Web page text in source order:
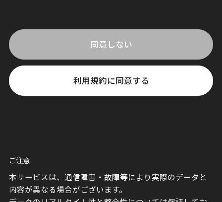
同意しない
利用規約に同意する
ご注意
本サービスは、通信障害・故障等により実際のデータと
内容が異なる場合がございます。